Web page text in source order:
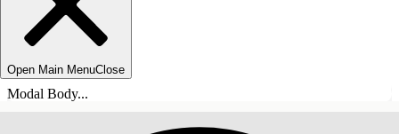
Open Main MenuClose
Modal Body...